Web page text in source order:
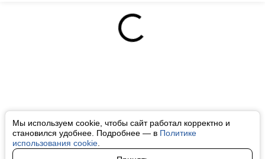
Мы используем cookie, чтобы сайт работал корректно и
становился удобнее. Подробнее — в Политике
использования cookie